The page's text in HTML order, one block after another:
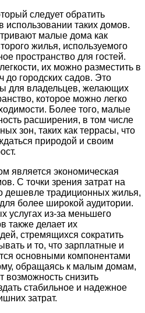
следует обратить
использовании таких домов.
малые дома как
жилья, используемого
пространство для гостей.
их можно разместить в
до городских садов. Это
для владельцев, желающих
которое можно легко
Более того, малые
расширения, в том числе
зон, таких как террасы, что
природой и своим
является экономическая
С точки зрения затрат на
дешевле традиционных жилья,
более широкой аудитории.
услугах из-за меньшего
также делает их
стремящихся сократить
и то, что зарплатные и
основными компонентами
обращаясь к малым домам,
возможность снизить
стабильное и надежное
затрат.